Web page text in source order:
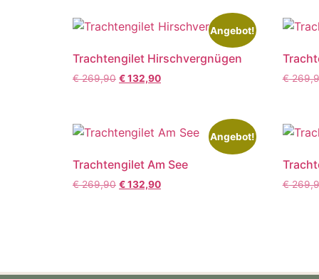
Angebot!
Trachtengilet Hirschvergnügen
€269,90 €132,90 €
Angebot!
Trachtengilet Am See
€269,90 €132,90 €